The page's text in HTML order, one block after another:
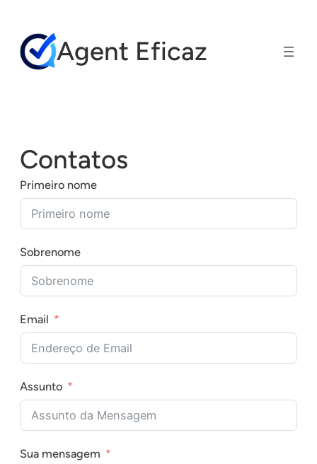
conteúdo
Agent Eficaz
Contatos
Primeiro nome
Sobrenome
Email
Assunto
Sua mensagem